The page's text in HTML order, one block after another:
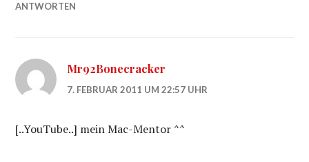
ANTWORTEN
Mr92Bonecracker
7. FEBRUAR 2011 UM 22:57 UHR
[..YouTube..] mein Mac-Mentor ^^